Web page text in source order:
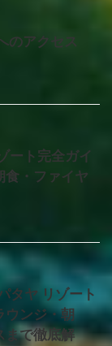
のアクセス
ート完全ガイ
食・ファイヤ
タヤ リゾート
ウンジ・朝
まで徹底解